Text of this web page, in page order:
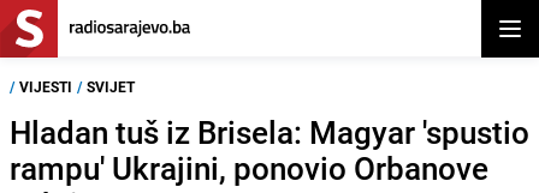
/ VIJESTI / SVIJET
Hladan tuš iz Brisela: Magyar 'spustio
rampu' Ukrajini, ponovio Orbanove